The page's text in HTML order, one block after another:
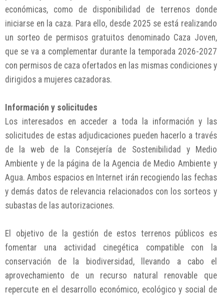
económicas, como de disponibilidad de terrenos donde
iniciarse en la caza. Para ello, desde 2025 se está realizando
un sorteo de permisos gratuitos denominado Caza Joven,
que se va a complementar durante la temporada 2026-2027
con permisos de caza ofertados en las mismas condiciones y
dirigidos a mujeres cazadoras.
Información y solicitudes
Los interesados en acceder a toda la información y las
solicitudes de estas adjudicaciones pueden hacerlo a través
de la web de la Consejería de Sostenibilidad y Medio
Ambiente y de la página de la Agencia de Medio Ambiente y
Agua. Ambos espacios en Internet irán recogiendo las fechas
y demás datos de relevancia relacionados con los sorteos y
subastas de las autorizaciones.
El objetivo de la gestión de estos terrenos públicos es
fomentar una actividad cinegética compatible con la
conservación de la biodiversidad, llevando a cabo el
aprovechamiento de un recurso natural renovable que
repercute en el desarrollo económico, ecológico y social de